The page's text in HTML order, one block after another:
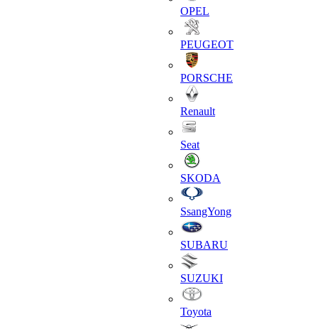
OPEL
PEUGEOT
PORSCHE
Renault
Seat
SKODA
SsangYong
SUBARU
SUZUKI
Toyota